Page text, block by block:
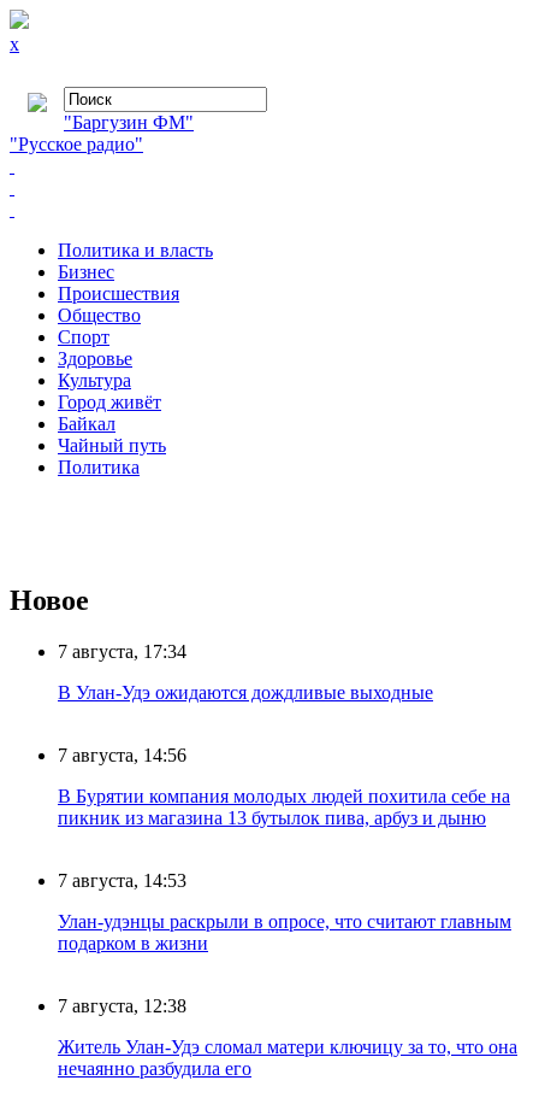
x
"Баргузин ФМ"
"Русское радио"
Политика и власть
Бизнес
Происшествия
Общество
Cпорт
Здоровье
Культура
Город живёт
Байкал
Чайный путь
Политика
Новое
7 августа, 17:34
В Улан-Удэ ожидаются дождливые выходные
7 августа, 14:56
В Бурятии компания молодых людей похитила себе на
пикник из магазина 13 бутылок пива, арбуз и дыню
7 августа, 14:53
Улан-удэнцы раскрыли в опросе, что считают главным
подарком в жизни
7 августа, 12:38
Житель Улан-Удэ сломал матери ключицу за то, что она
нечаянно разбудила его